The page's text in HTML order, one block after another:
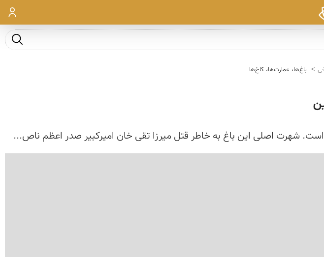
ورود
جست و
باغ‌ها، عمارت‌ها، کاخ‌ها
است. شهرت اصلی این باغ به خاطر قتل میرزا تقی خان امیرکبیر صدر اعظم ناص...